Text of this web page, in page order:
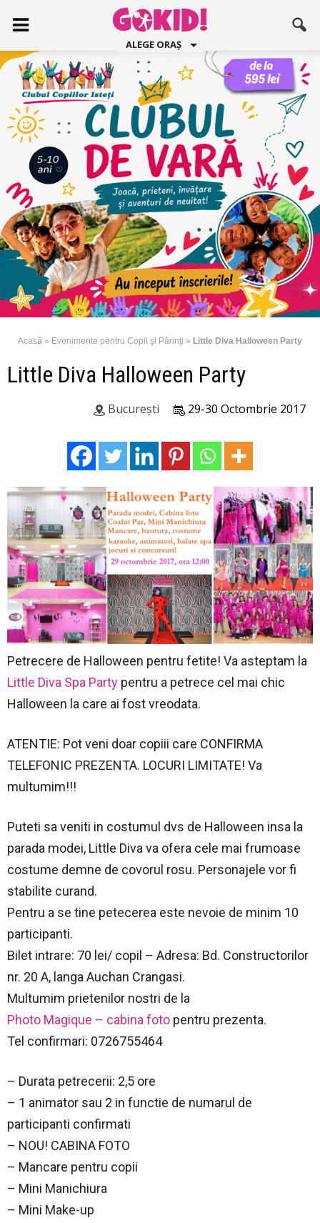
ALEGE ORAȘ
Acasă » Evenimente pentru Copii şi Părinţi » Little Diva Halloween Party
Little Diva Halloween Party
29-30 Octombrie 2017
București
Petrecere de Halloween pentru fetite! Va asteptam la
Little Diva Spa Party pentru a petrece cel mai chic
Halloween la care ai fost vreodata.
ATENTIE: Pot veni doar copiii care CONFIRMA
TELEFONIC PREZENTA. LOCURI LIMITATE! Va
multumim!!!
Puteti sa veniti in costumul dvs de Halloween insa la
parada modei, Little Diva va ofera cele mai frumoase
costume demne de covorul rosu. Personajele vor fi
stabilite curand.
Pentru a se tine petecerea este nevoie de minim 10
participanti.
Bilet intrare: 70 lei/ copil – Adresa: Bd. Constructorilor
nr. 20 A, langa Auchan Crangasi.
Multumim prietenilor nostri de la
Photo Magique – cabina foto pentru prezenta.
Tel confirmari: 0726755464
– Durata petrecerii: 2,5 ore
– 1 animator sau 2 in functie de numarul de
participanti confirmati
– NOU! CABINA FOTO
– Mancare pentru copii
– Mini Manichiura
– Mini Make-up